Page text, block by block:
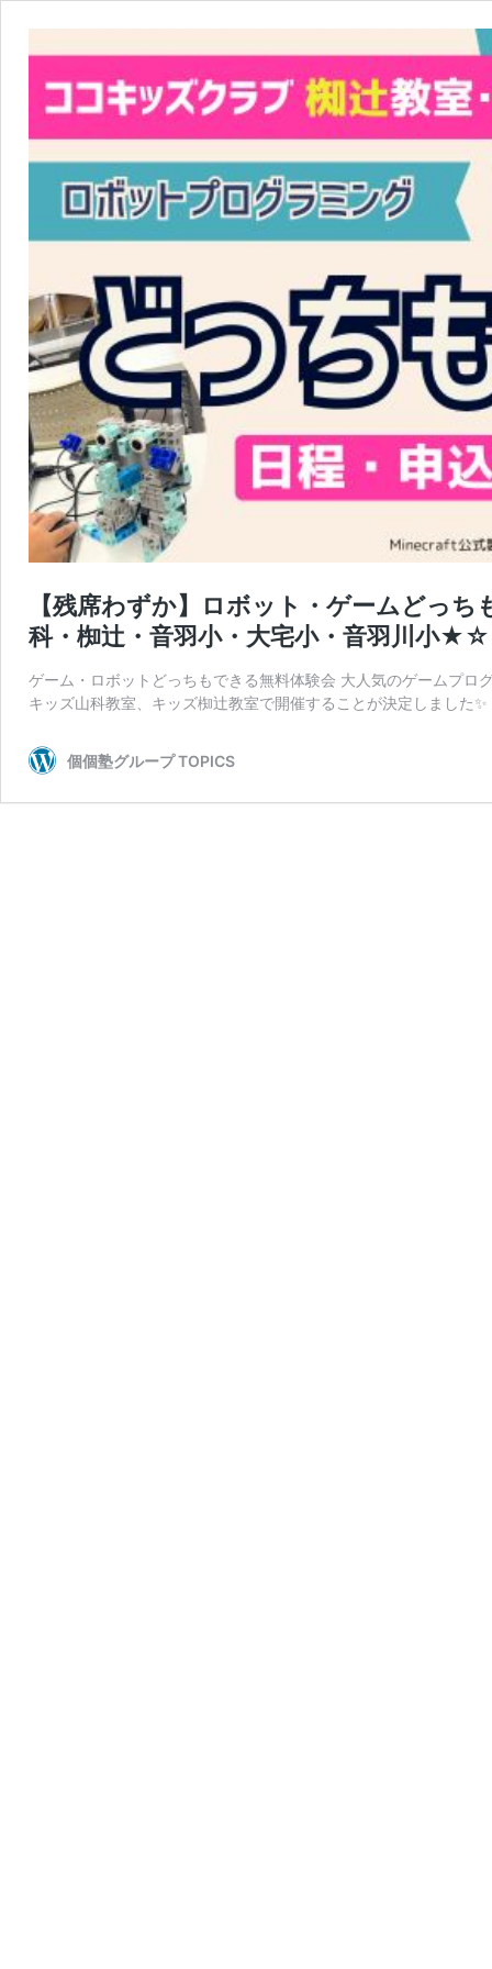
【残席わずか】ロボット・ゲームどっ
科・椥辻・音羽小・大宅小・音羽川
ゲーム・ロボットどっちもできる無料体験会 大人気のゲームプ
キッズ山科教室、キッズ椥辻教室で開催することが決定しました
個個塾グループ TOPICS